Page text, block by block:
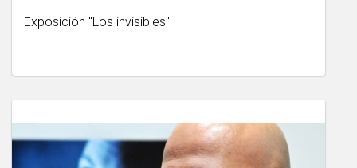
Exposición "Los invisibles"